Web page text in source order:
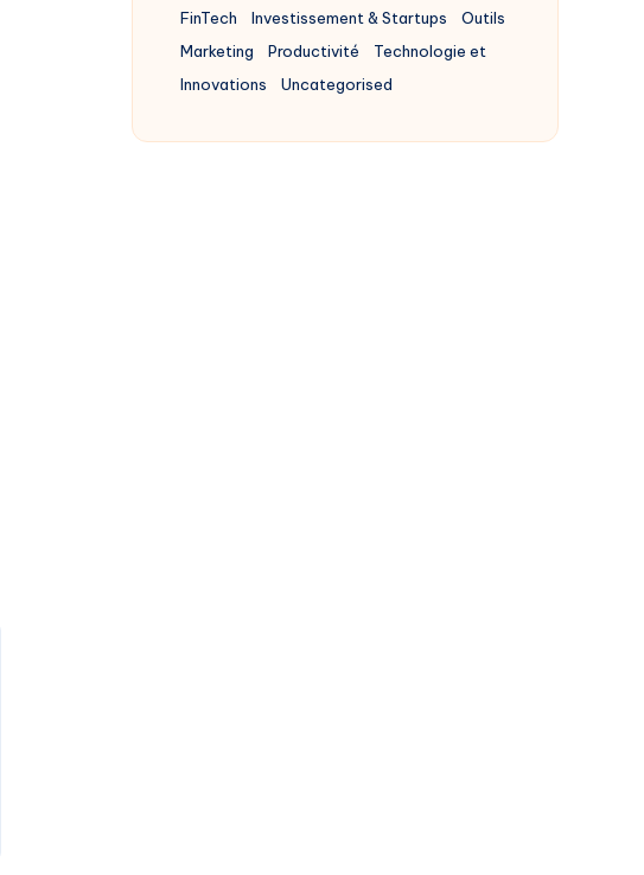
FinTech Investissement & Startups
Outils
Marketing
Productivité
Technologie et
Innovations
Uncategorised